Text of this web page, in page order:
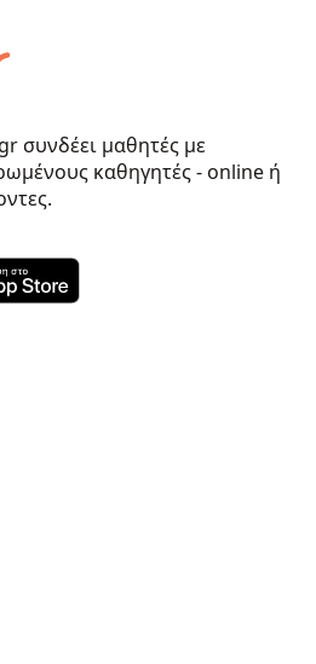
συνδέει μαθητές με
καθηγητές - online ή